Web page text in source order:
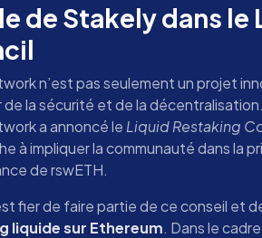
de Stakely dans
n’est pas seulement un projet
de la sécurité et de la
a annoncé le Liquid Restaking
à impliquer la communauté dans la
de rswETH.
fier de faire partie de ce conseil et
liquide sur Ethereum. Dans le